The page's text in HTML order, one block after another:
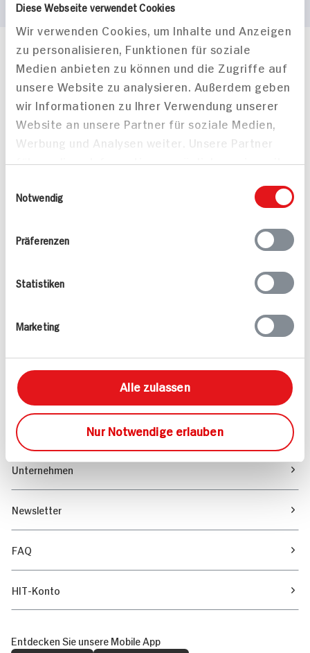
Diese Webseite verwendet Cookies
Wir verwenden Cookies, um Inhalte und Anzeigen
zu personalisieren, Funktionen für soziale
Medien anbieten zu können und die Zugriffe auf
unsere Website zu analysieren. Außerdem geben
wir Informationen zu Ihrer Verwendung unserer
Website an unsere Partner für soziale Medien,
Werbung und Analysen weiter. Unsere Partner
führen diese Informationen möglicherweise mit
bereitgestellt haben oder die sie im Rahmen
Notwendig
Präferenzen
Statistiken
Marketing
Alle zulassen
Nur Notwendige erlauben
Häufig gestellte Fragen
Mehr Informationen in unserem FAQ
kontakt
hit.de
Wir beantworten gerne Ihre Fragen
(0228) 42967 0
Montag - Donnerstag: 9 bis 16 Uhr
Unser Magazin
Verantwortung & Nachhaltigkeit
Unternehmen
Newsletter
FAQ
HIT-Konto
Entdecken Sie unsere Mobile App